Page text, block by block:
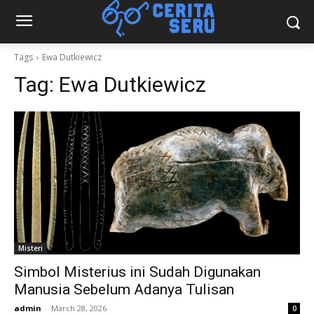
Tags Ewa Dutkiewicz
Tag: Ewa Dutkiewicz
Misteri
Simbol Misterius ini Sudah Digunakan
Manusia Sebelum Adanya Tulisan
admin - March 28, 2026 0